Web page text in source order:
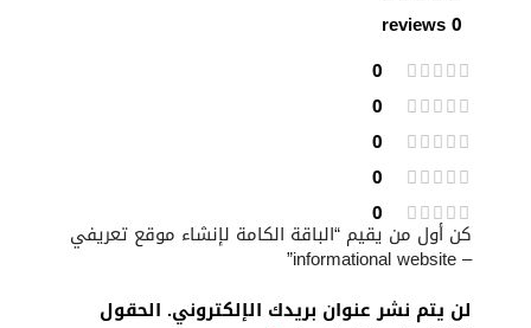
0 reviews
0
0
0
0
0
كن أول من يقيم “الباقة الكامة لإنشاء موقع تعريفي
– informational website”
لن يتم نشر عنوان بريدك الإلكتروني. الحقول